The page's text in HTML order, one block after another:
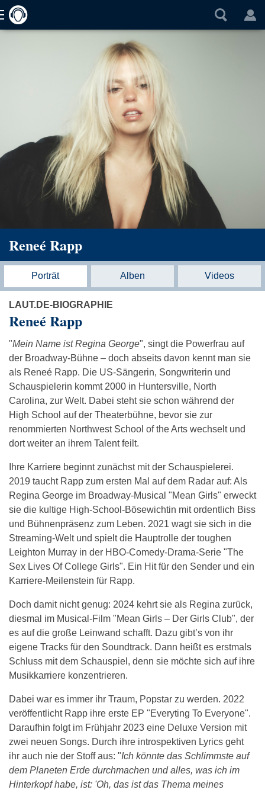
Reneé Rapp
Porträt Alben Videos
LAUT.DE-BIOGRAPHIE
Reneé Rapp
"Mein Name ist Regina George", singt die Powerfrau auf
der Broadway-Bühne – doch abseits davon kennt man sie
als Reneé Rapp. Die US-Sängerin, Songwriterin und
Schauspielerin kommt 2000 in Huntersville, North
Carolina, zur Welt. Dabei steht sie schon während der
High School auf der Theaterbühne, bevor sie zur
renommierten Northwest School of the Arts wechselt und
dort weiter an ihrem Talent feilt.
Ihre Karriere beginnt zunächst mit der Schauspielerei.
2019 taucht Rapp zum ersten Mal auf dem Radar auf: Als
Regina George im Broadway-Musical "Mean Girls" erweckt
sie die kultige High-School-Bösewichtin mit ordentlich Biss
und Bühnenpräsenz zum Leben. 2021 wagt sie sich in die
Streaming-Welt und spielt die Hauptrolle der toughen
Leighton Murray in der HBO-Comedy-Drama-Serie "The
Sex Lives Of College Girls". Ein Hit für den Sender und ein
Karriere-Meilenstein für Rapp.
Doch damit nicht genug: 2024 kehrt sie als Regina zurück,
diesmal im Musical-Film "Mean Girls – Der Girls Club", der
es auf die große Leinwand schafft. Dazu gibt’s von ihr
eigene Tracks für den Soundtrack. Dann heißt es erstmals
Schluss mit dem Schauspiel, denn sie möchte sich auf ihre
Musikkarriere konzentrieren.
Dabei war es immer ihr Traum, Popstar zu werden. 2022
veröffentlicht Rapp ihre erste EP "Everyting To Everyone".
Daraufhin folgt im Frühjahr 2023 eine Deluxe Version mit
zwei neuen Songs. Durch ihre introspektiven Lyrics geht
ihr auch nie der Stoff aus: "Ich könnte das Schlimmste auf
dem Planeten Erde durchmachen und alles, was ich im
Hinterkopf habe, ist: 'Oh, das ist das Thema meines